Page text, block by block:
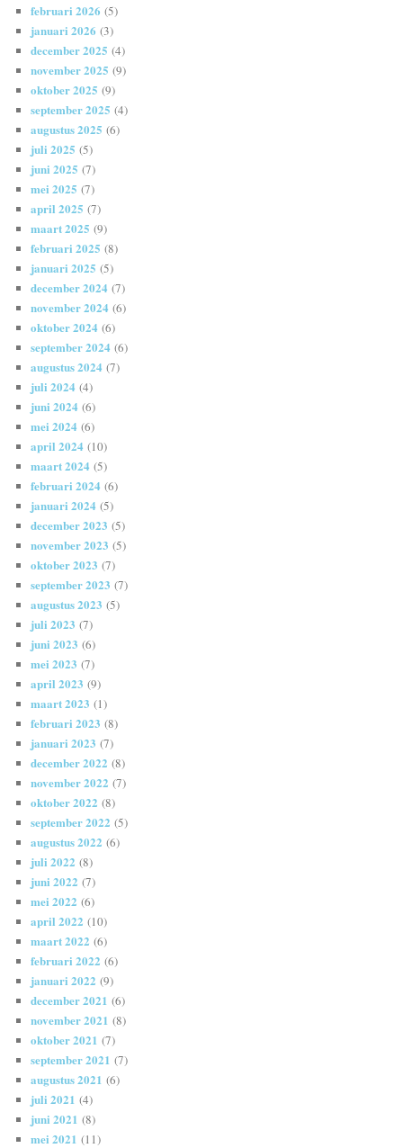
februari 2026 (5)
januari 2026 (3)
december 2025 (4)
november 2025 (9)
oktober 2025 (9)
september 2025 (4)
augustus 2025 (6)
juli 2025 (5)
juni 2025 (7)
mei 2025 (7)
april 2025 (7)
maart 2025 (9)
februari 2025 (8)
januari 2025 (5)
december 2024 (7)
november 2024 (6)
oktober 2024 (6)
september 2024 (6)
augustus 2024 (7)
juli 2024 (4)
juni 2024 (6)
mei 2024 (6)
april 2024 (10)
maart 2024 (5)
februari 2024 (6)
januari 2024 (5)
december 2023 (5)
november 2023 (5)
oktober 2023 (7)
september 2023 (7)
augustus 2023 (5)
juli 2023 (7)
juni 2023 (6)
mei 2023 (7)
april 2023 (9)
maart 2023 (1)
februari 2023 (8)
januari 2023 (7)
december 2022 (8)
november 2022 (7)
oktober 2022 (8)
september 2022 (5)
augustus 2022 (6)
juli 2022 (8)
juni 2022 (7)
mei 2022 (6)
april 2022 (10)
maart 2022 (6)
februari 2022 (6)
januari 2022 (9)
december 2021 (6)
november 2021 (8)
oktober 2021 (7)
september 2021 (7)
augustus 2021 (6)
juli 2021 (4)
juni 2021 (8)
mei 2021 (11)